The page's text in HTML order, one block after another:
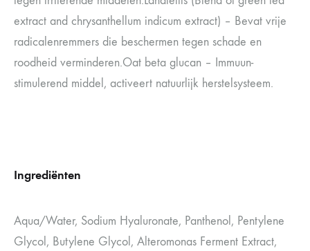
extract and chrysanthellum indicum extract) – Bevat vrije
radicalenremmers die beschermen tegen schade en
roodheid verminderen.Oat beta glucan – Immuun-
stimulerend middel, activeert natuurlijk herstelsysteem.
Ingrediënten
Aqua/Water, Sodium Hyaluronate, Panthenol, Pentylene
Glycol, Butylene Glycol, Alteromonas Ferment Extract,